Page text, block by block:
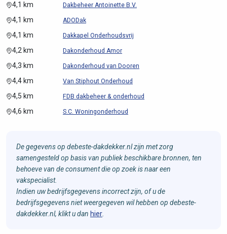
4,1 km Dakbeheer Antoinette B.V.
4,1 km ADODak
4,1 km Dakkapel Onderhoudsvrij
4,2 km Dakonderhoud Amor
4,3 km Dakonderhoud van Dooren
4,4 km Van Stiphout Onderhoud
4,5 km FDB dakbeheer & onderhoud
4,6 km S.C. Woningonderhoud
De gegevens op debeste-dakdekker.nl zijn met zorg
samengesteld op basis van publiek beschikbare bronnen, ten
behoeve van de consument die op zoek is naar een
vakspecialist.
Indien uw bedrijfsgegevens incorrect zijn, of u de
bedrijfsgegevens niet weergegeven wil hebben op debeste-
dakdekker.nl, klikt u dan hier